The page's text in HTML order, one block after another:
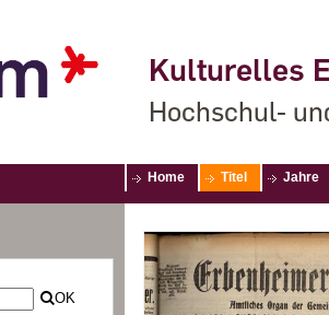
Kulturelles
Hochschul-
Home Titel Jahre
OK